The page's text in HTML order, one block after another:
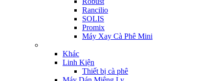
Rancilio
SOLIS
Promix
Máy Xay Cà Phê Mini
Khác
Linh Kiện
Thiết bị cà phê